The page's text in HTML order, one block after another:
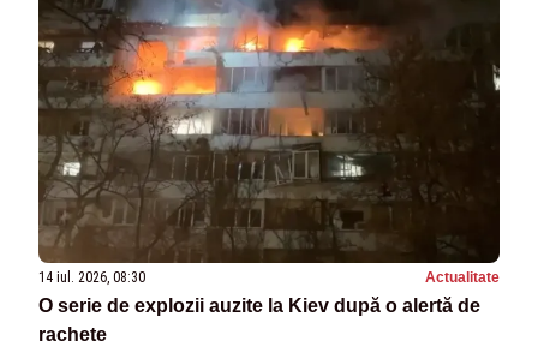
14 iul. 2026, 08:30 Actualitate
O serie de explozii auzite la Kiev după o alertă de
rachete